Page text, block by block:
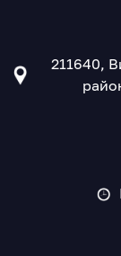
211640,